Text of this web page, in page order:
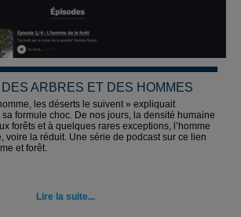
ARBRES ET DES HOMMES
les déserts le suivent » expliquait
formule choc. De nos jours, la densité humaine
forêts et à quelques rares exceptions, l’homme
voire la réduit. Une série de podcast sur ce lien
et forêt.
Lire la suite...